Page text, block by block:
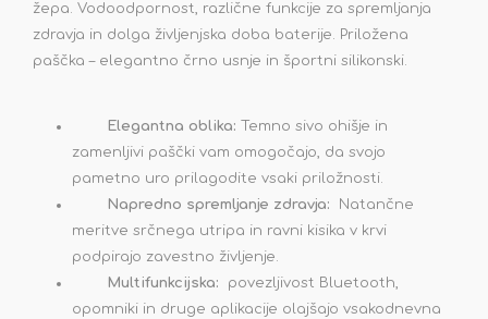
žepa. Vodoodpornost, različne funkcije za spremljanja
zdravja in dolga življenjska doba baterije. Priložena
paščka – elegantno črno usnje in športni silikonski.
Elegantna oblika:
Temno sivo ohišje in
zamenljivi paščki vam omogočajo, da svojo
pametno uro prilagodite vsaki priložnosti.
Napredno spremljanje zdravja: Natančne
meritve srčnega utripa in ravni kisika v krvi
podpirajo zavestno življenje.
Multifunkcijska: povezljivost Bluetooth,
opomniki in druge aplikacije olajšajo vsakodnevna